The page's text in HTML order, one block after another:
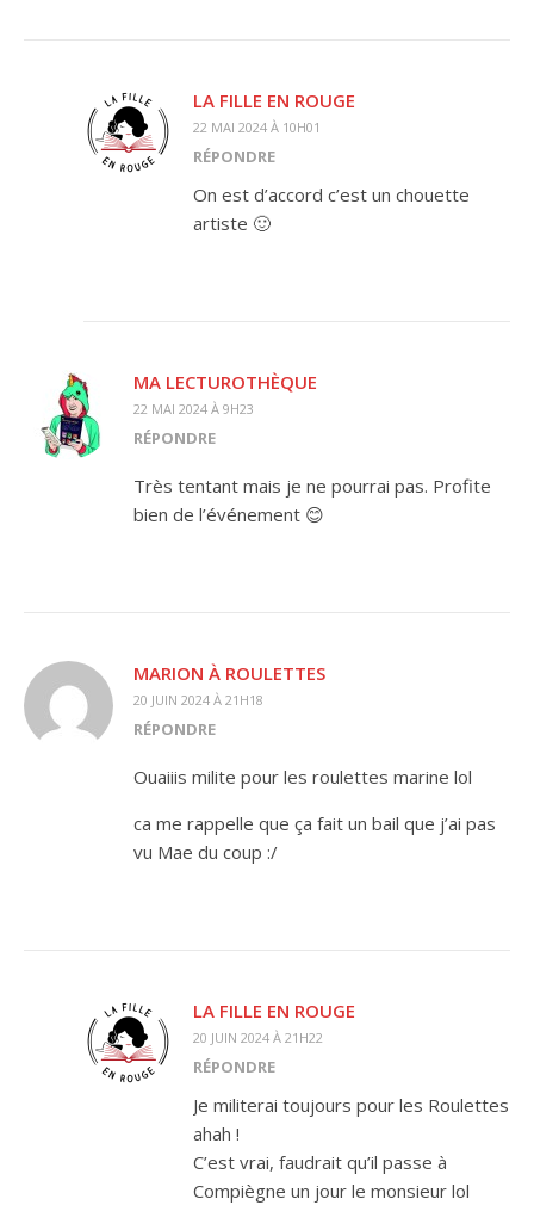
LA FILLE EN ROUGE
22 MAI 2024 À 10H01
RÉPONDRE
On est d’accord c’est un chouette
artiste 🙂
MA LECTUROTHÈQUE
22 MAI 2024 À 9H23
RÉPONDRE
Très tentant mais je ne pourrai pas. Profite
bien de l’événement 😊
MARION À ROULETTES
20 JUIN 2024 À 21H18
RÉPONDRE
Ouaiiis milite pour les roulettes marine lol
ca me rappelle que ça fait un bail que j’ai pas
vu Mae du coup :/
LA FILLE EN ROUGE
20 JUIN 2024 À 21H22
RÉPONDRE
Je militerai toujours pour les Roulettes
ahah !
C’est vrai, faudrait qu’il passe à
Compiègne un jour le monsieur lol